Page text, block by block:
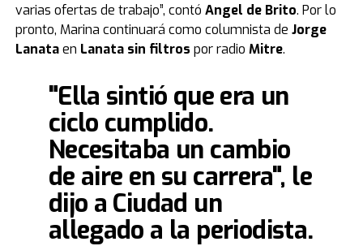
varias ofertas de trabajo”, contó Angel de Brito. Por lo
pronto, Marina continuará como columnista de Jorge
Lanataen Lanata sin filtros por radio Mitre.
"Ella sintió que era un
ciclo cumplido.
Necesitaba un cambio
de aire en su carrera", le
dijo a Ciudad un
allegado a la periodista.